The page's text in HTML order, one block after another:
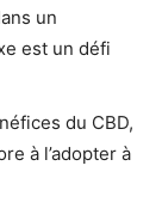
un
est un défi
du CBD,
à l’adopter à